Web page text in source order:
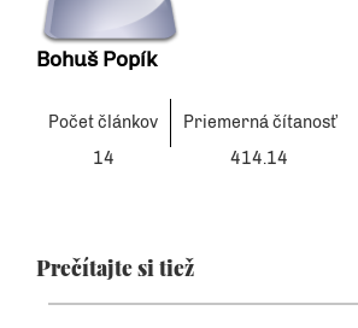
Bohuš Popík
Počet článkov
Priemerná čítanosť
14
414.14
Prečítajte si tiež